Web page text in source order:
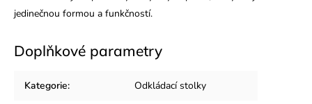
jedinečnou formou a funkčností.
Doplňkové parametry
Kategorie: Odkládací stolky